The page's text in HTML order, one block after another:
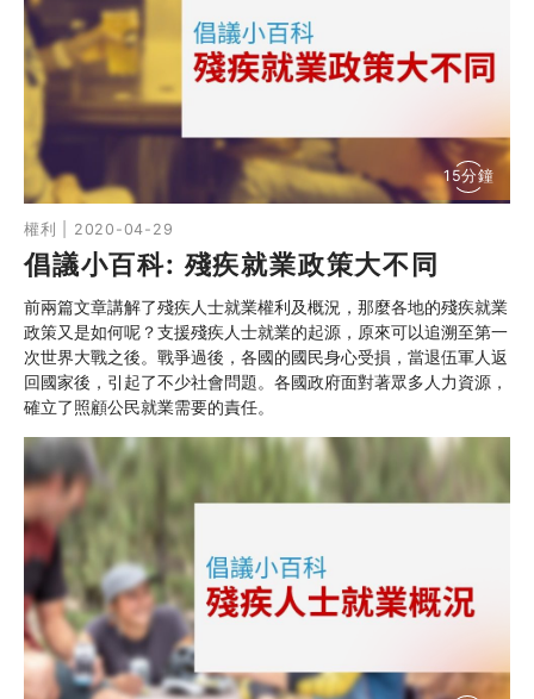
權利 | 2020-04-29
15分鐘
倡議小百科: 殘疾就業政策大不同
前兩篇文章講解了殘疾人士就業權利及概況，那麼各地的殘疾就業
政策又是如何呢？支援殘疾人士就業的起源，原來可以追溯至第一
次世界大戰之後。戰爭過後，各國的國民身心受損，當退伍軍人返
回國家後，引起了不少社會問題。各國政府面對著眾多人力資源，
確立了照顧公民就業需要的責任。